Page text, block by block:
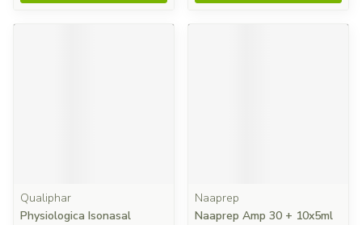
Qualiphar
Physiologica Isonasal
Naaprep
Naaprep Amp 30 + 10x5ml